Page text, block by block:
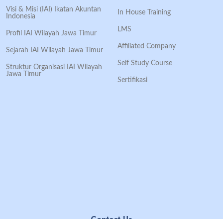
Visi & Misi (IAI) Ikatan Akuntan
Indonesia
Profil IAI Wilayah Jawa Timur
Sejarah IAI Wilayah Jawa Timur
Struktur Organisasi IAI Wilayah
Jawa Timur
In House Training
LMS
Affiliated Company
Self Study Course
Sertifikasi